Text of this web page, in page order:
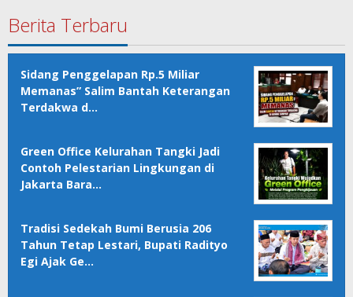
Berita Terbaru
Sidang Penggelapan Rp.5 Miliar
Memanas” Salim Bantah Keterangan
Terdakwa d…
Green Office Kelurahan Tangki Jadi
Contoh Pelestarian Lingkungan di
Jakarta Bara…
Tradisi Sedekah Bumi Berusia 206
Tahun Tetap Lestari, Bupati Radityo
Egi Ajak Ge…